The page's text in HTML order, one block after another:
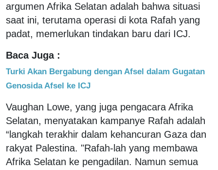
argumen Afrika Selatan adalah bahwa situasi
saat ini, terutama operasi di kota Rafah yang
padat, memerlukan tindakan baru dari ICJ.
Baca Juga :
Turki Akan Bergabung dengan Afsel dalam Gugatan
Genosida Afsel ke ICJ
Vaughan Lowe, yang juga pengacara Afrika
Selatan, menyatakan kampanye Rafah adalah
“langkah terakhir dalam kehancuran Gaza dan
rakyat Palestina. "Rafah-lah yang membawa
Afrika Selatan ke pengadilan. Namun semua